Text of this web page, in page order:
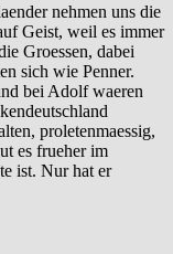
nehmen uns die
Geist, weil es immer
Groessen, dabei
sich wie Penner.
bei Adolf waeren
proletenmaessig,
es frueher im
ist. Nur hat er